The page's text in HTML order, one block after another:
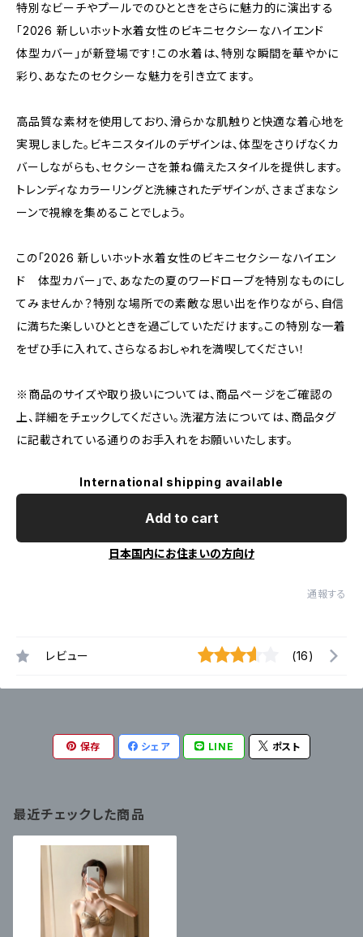
特別なビーチやプールでのひとときをさらに魅力的に演出する
「2026 新しいホット水着女性のビキニセクシーなハイエンド
体型カバー」が新登場です！この水着は、特別な瞬間を華やかに
彩り、あなたのセクシーな魅力を引き立てます。
高品質な素材を使用しており、滑らかな肌触りと快適な着心地を
実現しました。ビキニスタイルのデザインは、体型をさりげなくカ
バーしながらも、セクシーさを兼ね備えたスタイルを提供します。
トレンディなカラーリングと洗練されたデザインが、さまざまなシ
ーンで視線を集めることでしょう。
この「2026 新しいホット水着女性のビキニセクシーなハイエン
ド 体型カバー」で、あなたの夏のワードローブを特別なものにし
てみませんか？特別な場所での素敵な思い出を作りながら、自信
に満ちた楽しいひとときを過ごしていただけます。この特別な一着
をぜひ手に入れて、さらなるおしゃれを満喫してください！
※商品のサイズや取り扱いについては、商品ページをご確認の
上、詳細をチェックしてください。洗濯方法については、商品タグ
に記載されている通りのお手入れをお願いいたします。
International shipping available
Add to cart
日本国内にお住まいの方向け
通報する
レビュー (16)
保存 シェア LINE ポスト
最近チェックした商品